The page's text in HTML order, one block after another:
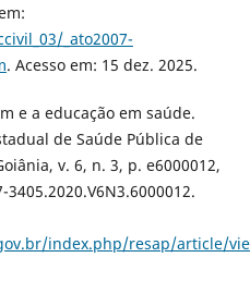
_ato2007-
. Acesso em: 15 dez. 2025.
e a educação em saúde.
de Saúde Pública de
v. 6, n. 3, p. e6000012,
index.php/resap/article/